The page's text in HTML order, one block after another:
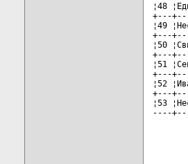
¦48
+---
¦49
+---
¦50
+---
¦51
+---
¦52
+---
¦53
----